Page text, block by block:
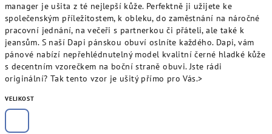
manager je ušita z té nejlepší kůže. Perfektně ji užijete ke
společenským příležitostem, k obleku, do zaměstnání na náročné
pracovní jednání, na večeři s partnerkou či přáteli, ale také k
jeansům. S naší Dapi pánskou obuví oslníte každého. Dapi, vám
pánové nabízí nepřehlédnutelný model kvalitní černé hladké kůže
s decentním vzorečkem na boční straně obuvi. Jste rádi
originální? Tak tento vzor je ušitý přímo pro Vás.>
VELIKOST